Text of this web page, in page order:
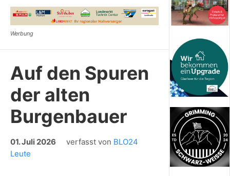
Auf den Spuren
der alten
Burgenbauer
01. Juli 2026 verfasst von BLO24
Leute